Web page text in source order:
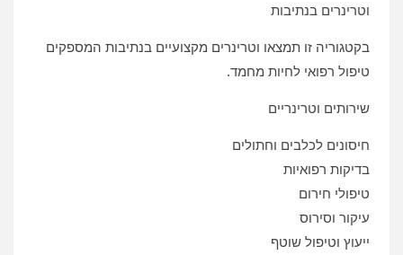
וטרינרים בנתיבות
בקטגוריה זו תמצאו וטרינרים מקצועיים בנתיבות המספקים
טיפול רפואי לחיות מחמד.
שירותים וטרינריים
חיסונים לכלבים וחתולים
בדיקות רפואיות
טיפולי חירום
עיקור וסירוס
ייעוץ וטיפול שוטף